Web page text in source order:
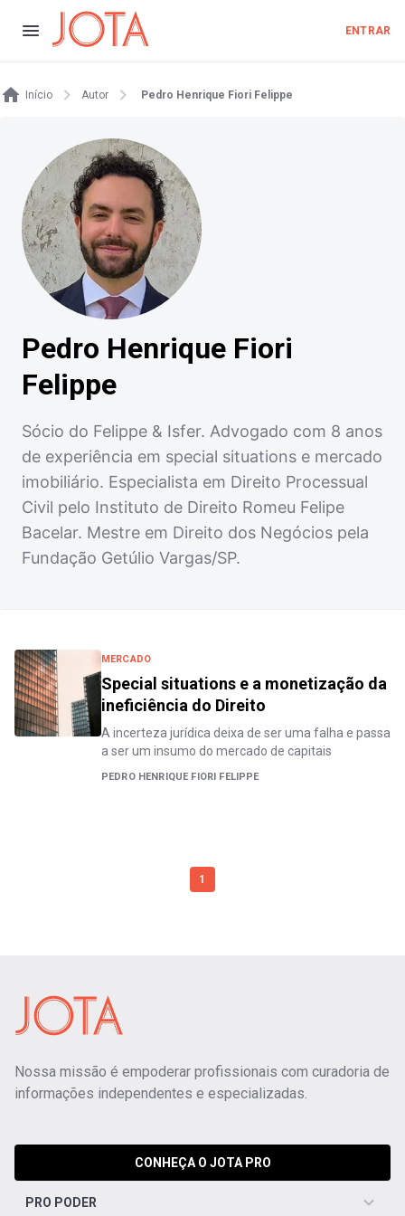
ENTRAR
Início Autor Pedro Henrique Fiori Felippe
Pedro Henrique Fiori
Felippe
Sócio do Felippe & Isfer. Advogado com 8 anos
de experiência em special situations e mercado
imobiliário. Especialista em Direito Processual
Civil pelo Instituto de Direito Romeu Felipe
Bacelar. Mestre em Direito dos Negócios pela
Fundação Getúlio Vargas/SP.
MERCADO
Special situations e a monetização da
ineficiência do Direito
A incerteza jurídica deixa de ser uma falha e passa
a ser um insumo do mercado de capitais
PEDRO HENRIQUE FIORI FELIPPE
1
Nossa missão é empoderar profissionais com curadoria de
informações independentes e especializadas.
CONHEÇA O JOTA PRO
PRO PODER